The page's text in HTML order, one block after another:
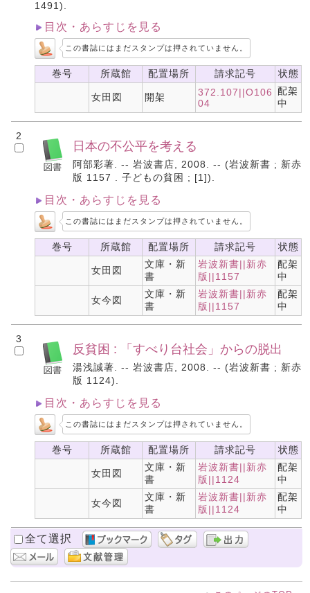
1491).
目次・あらすじを見る
この書誌にはまだスタンプは押されていません。
巻号 所蔵館 配置場所 請求記号 状態
女田図 開架
372.107||O106
04
配架
中
2
日本の不公平を考える
阿部彩著. -- 岩波書店, 2008. -- (岩波新書 ; 新赤
版 1157 . 子どもの貧困 ; [1]).
目次・あらすじを見る
この書誌にはまだスタンプは押されていません。
巻号 所蔵館 配置場所 請求記号 状態
女田図
文庫・新
書
岩波新書||新赤
版||1157
配架
中
女今図
文庫・新
書
岩波新書||新赤
版||1157
配架
中
3
反貧困 : 「すべり台社会」からの脱出
湯浅誠著. -- 岩波書店, 2008. -- (岩波新書 ; 新赤
版 1124).
目次・あらすじを見る
この書誌にはまだスタンプは押されていません。
巻号 所蔵館 配置場所 請求記号 状態
女田図
文庫・新
書
岩波新書||新赤
版||1124
配架
中
女今図
文庫・新
書
岩波新書||新赤
版||1124
配架
中
全て選択